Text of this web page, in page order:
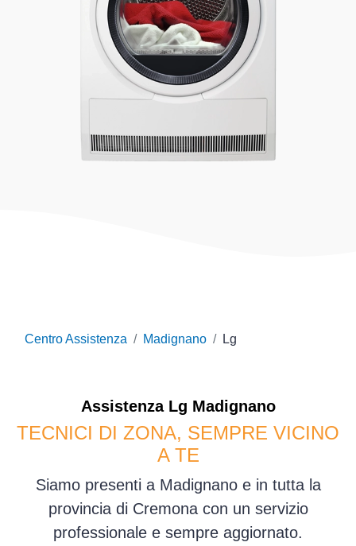
Centro Assistenza Madignano Lg
Assistenza Lg Madignano
TECNICI DI ZONA, SEMPRE VICINO
A TE
Siamo presenti a Madignano e in tutta la
provincia di Cremona con un servizio
professionale e sempre aggiornato.